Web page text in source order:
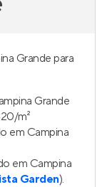
Grande para
Grande
m²
em Campina
em Campina
Garden).